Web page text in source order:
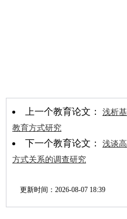
上一个教育论文： 浅析
教育方式研究
下一个教育论文： 浅谈
方式关系的调查研究
更新时间： 2026-08-07 18:39